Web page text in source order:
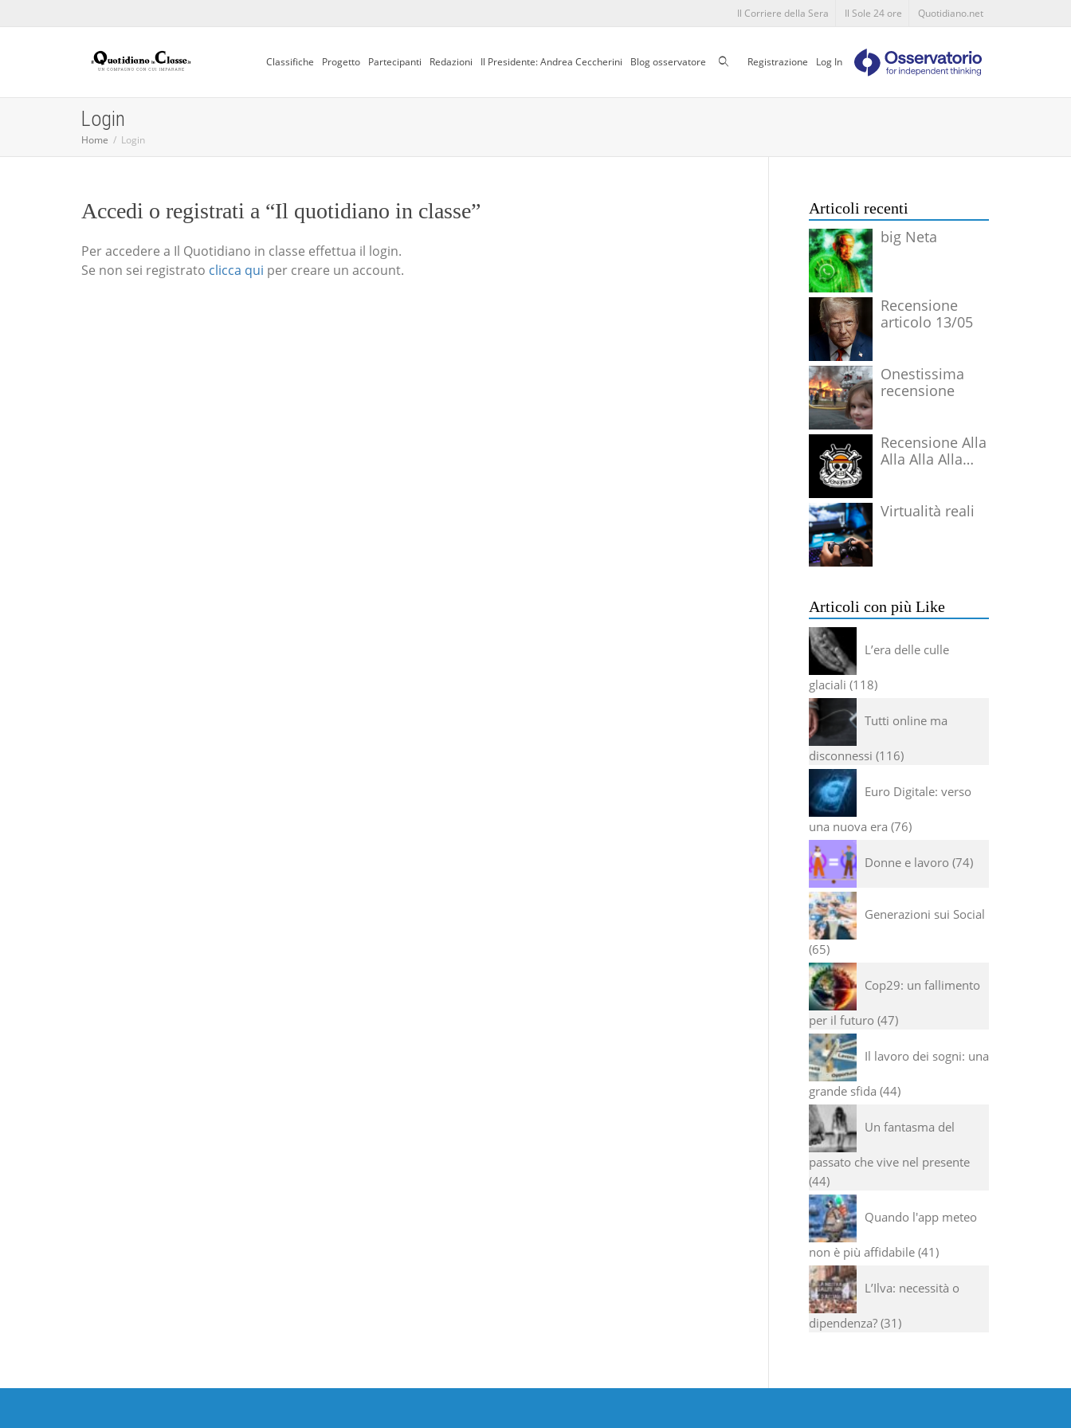
Il Corriere della Sera Il Sole 24 ore Quotidiano.net
Classifiche Progetto Partecipanti Redazioni Il Presidente: Andrea Ceccherini Blog osservatore CercaRegistrazione Log In
Login
Home Login
Accedi o registrati a “Il quotidiano in classe”
Per accedere a Il Quotidiano in classe effettua il login.
Se non sei registrato clicca qui per creare un account.
Articoli recenti
big Neta
Recensione
articolo 13/05
Onestissima
recensione
Recensione Alla
Alla Alla Alla
Virtualità reali
Articoli con più Like
L’era delle culle
glaciali 118
Tutti online ma
disconnessi 116
Euro Digitale: verso
una nuova era 76
Donne e lavoro 74
Generazioni sui Social
65
Cop29: un fallimento
per il futuro 47
Il lavoro dei sogni: una
grande sfida 44
Un fantasma del
passato che vive nel presente
44
Quando l'app meteo
non è più affidabile 41
L’Ilva: necessità o
dipendenza? 31